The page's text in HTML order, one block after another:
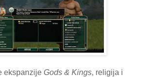
ekspanzije Gods & Kings, religija i